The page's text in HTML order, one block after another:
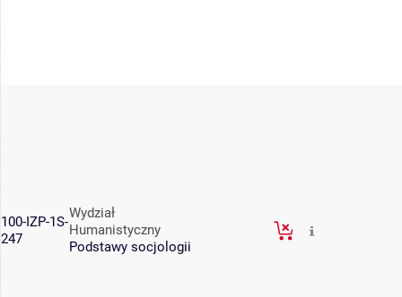
100-IZP-1S-
247
Wydział
Humanistyczny
Podstawy socjologii